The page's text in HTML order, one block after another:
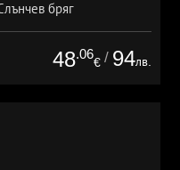
бряг
48.06
€ / 94лв.